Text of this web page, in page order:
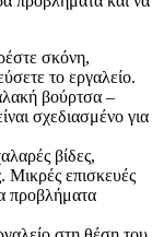
σκόνη,
το εργαλείο.
βούρτσα –
σχεδιασμένο για
βίδες,
Μικρές επισκευές
προβλήματα